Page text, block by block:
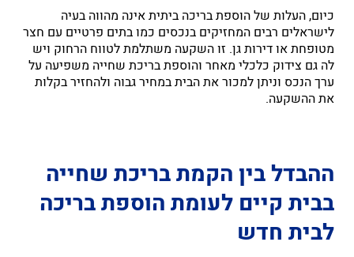
כיום, העלות של הוספת בריכה ביתית אינה מהווה בעיה
לישראלים רבים המחזיקים בנכסים כמו בתים פרטיים עם חצר
מטופחת או דירות גן. זו השקעה משתלמת לטווח הרחוק ויש
לה גם צידוק כלכלי מאחר והוספת בריכת שחייה משפיעה על
ערך הנכס וניתן למכור את הבית במחיר גבוה ולהחזיר בקלות
את ההשקעה.
ההבדל בין הקמת בריכת שחייה
בבית קיים לעומת הוספת בריכה
לבית חדש